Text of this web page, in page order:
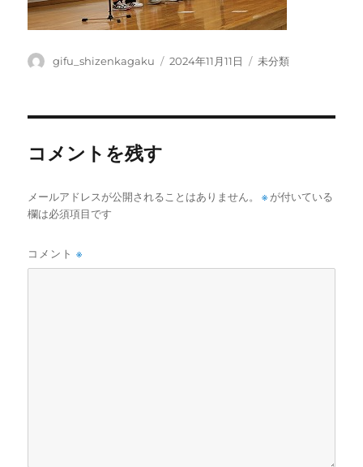
投
gifu_shizenkagaku
投
2024年11月11日
カ
未分類
コメントを残す
メールアドレスが公開されることはありません。 ※が付いている
欄は必須項目です
コメント※